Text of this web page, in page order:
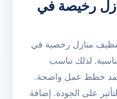
رخيصة في
منازل رخصية في
لذلك تناسب
خطط عمل واضحة.
على الجودة. إضافة